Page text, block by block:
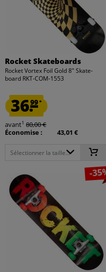
Rocket Skateboards
Rocket Vortex Foil Gold 8" Skate-
board RKT-COM-1553
36.99*
avant1 80,00 €
Économise :
43,01 €
Sélectionner la taille...
-